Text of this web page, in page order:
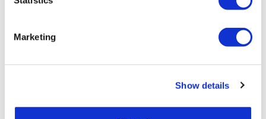
Marketing
Show details
ovlivnit zdraví vaše nebo vaší rodiny?